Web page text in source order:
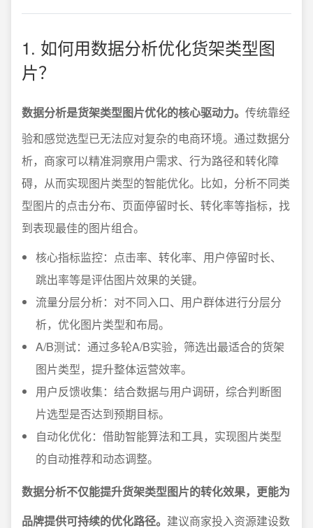
1. 如何用数据分析优化货架类型图
片？
数据分析是货架类型图片优化的核心驱动力。 传统靠经
验和感觉选型已无法应对复杂的电商环境。通过数据分
析，商家可以精准洞察用户需求、行为路径和转化障
碍，从而实现图片类型的智能优化。比如，分析不同类
型图片的点击分布、页面停留时长、转化率等指标，找
到表现最佳的图片组合。
核心指标监控：点击率、转化率、用户停留时长、
跳出率等是评估图片效果的关键。
流量分层分析：对不同入口、用户群体进行分层分
析，优化图片类型和布局。
A/B测试：通过多轮A/B实验，筛选出最适合的货架
图片类型，提升整体运营效率。
用户反馈收集：结合数据与用户调研，综合判断图
片选型是否达到预期目标。
自动化优化：借助智能算法和工具，实现图片类型
的自动推荐和动态调整。
数据分析不仅能提升货架类型图片的转化效果，更能为
品牌提供可持续的优化路径。 建议商家投入资源建设数